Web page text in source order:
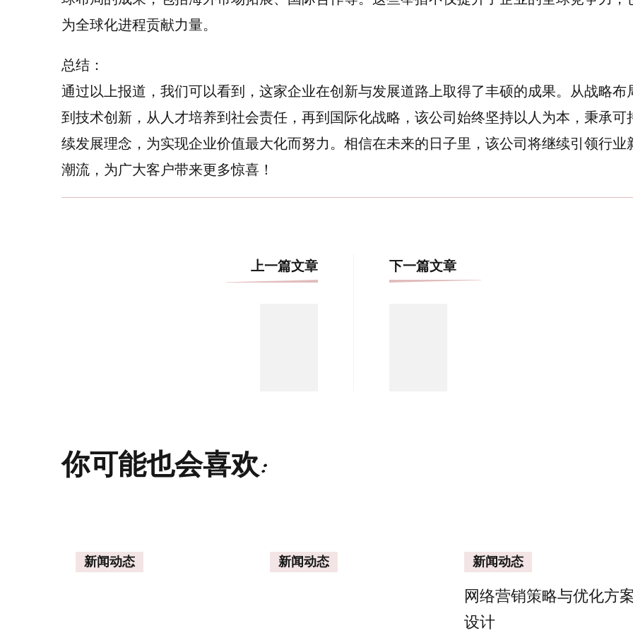
为全球化进程贡献力量。
总结：
通过以上报道，我们可以看到，这家企业在创新与发展道路上取得了丰硕的成果。从战略布
到技术创新，从人才培养到社会责任，再到国际化战略，该公司始终坚持以人为本，秉承可
续发展理念，为实现企业价值最大化而努力。相信在未来的日子里，该公司将继续引领行业
潮流，为广大客户带来更多惊喜！
上一篇文章 下一篇文章
你可能也会喜欢:
新闻动态 新闻动态 新闻动态
网络营销策略与优化方
设计